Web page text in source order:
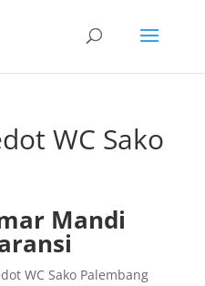
WC Sako
Mandi
WC Sako Palembang